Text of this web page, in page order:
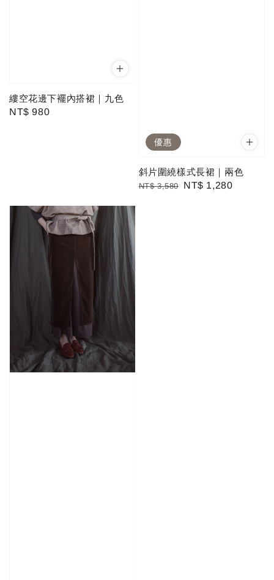
縷空花邊下襬內搭裙｜九色
Regular
NT$ 980
優惠
斜片圍繞樣式長裙｜兩色
Regular
NT$ 3,580
Sale
NT$ 1,280